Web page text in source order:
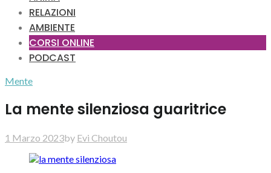
RELAZIONI
AMBIENTE
CORSI ONLINE
PODCAST
Mente
La mente silenziosa guaritrice
1 Marzo 2023by Evi Choutou